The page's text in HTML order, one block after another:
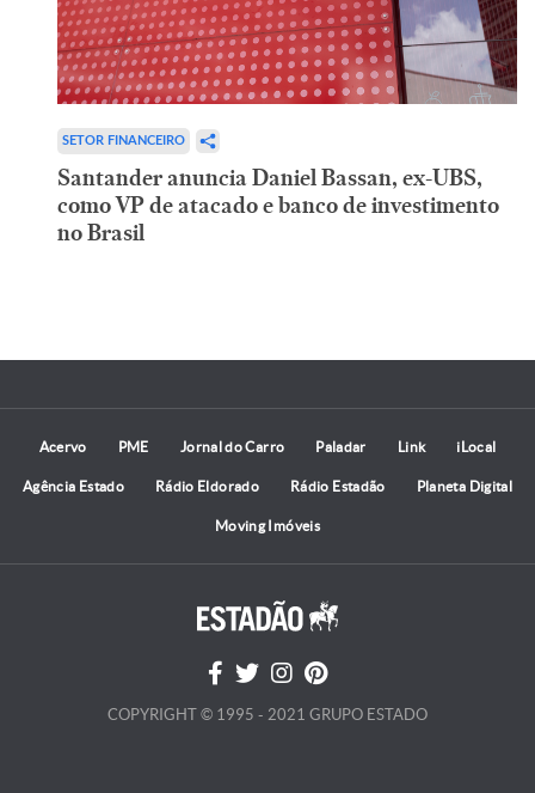
SETOR FINANCEIRO
Santander anuncia Daniel Bassan, ex-UBS,
como VP de atacado e banco de investimento
no Brasil
Acervo PME Jornal do Carro Paladar Link iLocal
Agência Estado Rádio Eldorado Rádio Estadão Planeta Digital
Moving Imóveis
COPYRIGHT © 1995 - 2021 GRUPO ESTADO